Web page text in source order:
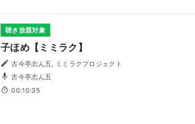
聴き放題対象
子ほめ【ミミラク】
古今亭志ん五, ミミラクプロジェクト
古今亭志ん五
00:10:35